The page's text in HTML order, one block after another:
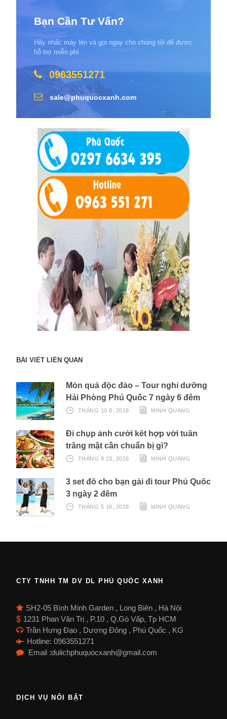
Bạn Cần Tư Vấn?
Hãy nhấc máy lên và gọi ngay cho chúng tôi để được
hỗ trợ miễn phí.
0963551271
sale@phuquocxanh.com
BÀI VIẾT LIÊN QUAN
Món quà độc đáo – Tour nghỉ dưỡng
Hải Phòng Phú Quốc 7 ngày 6 đêm
THÁNG 10 8, 2018 MINH QUANG
Đi chụp ảnh cưới kết hợp với tuần
trăng mật cần chuẩn bị gì?
THÁNG 8 23, 2016 MINH QUANG
3 set đồ cho bạn gái đi tour Phú Quốc
3 ngày 2 đêm
THÁNG 5 16, 2018 MINH QUANG
CTY TNHH TM DV DL PHÚ QUỐC XANH
SH2-05 Bình Minh Garden , Long Biên , Hà Nội
1231 Phan Văn Trị , P.10 , Q.Gò Vấp, Tp HCM
Trần Hưng Đạo , Dương Đông , Phú Quốc , KG
Hotline: 0963551271
Email :dulichphuquocxanh@gmail.com
DỊCH VỤ NỔI BẬT